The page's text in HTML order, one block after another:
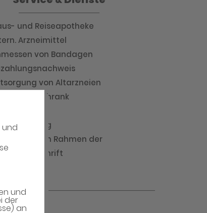
und
und
der
an
und Reiseapotheke
Arzneimittel
von Bandagen
von Altarzneien
Hilfe-Schrank
im Rahmen der
Vorschrift